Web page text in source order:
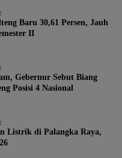
Baru 30,61 Persen, Jauh
II
Gebernur Sebut Biang
Posisi 4 Nasional
Listrik di Palangka Raya,